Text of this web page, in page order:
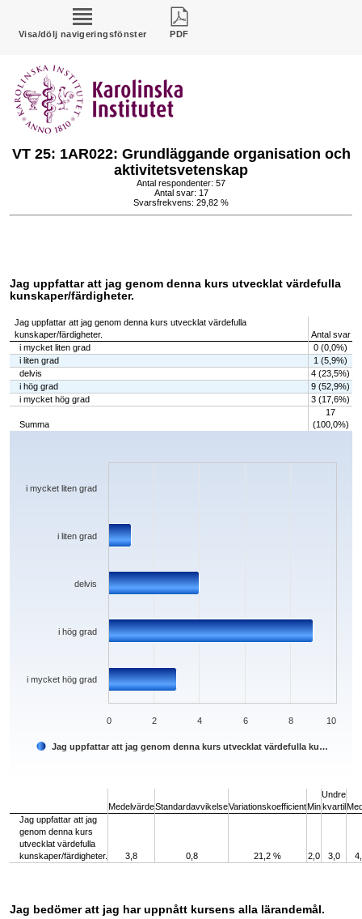
Visa/dölj navigeringsfönster PDF
VT 25: 1AR022: Grundläggande organisation och
aktivitetsvetenskap
Antal respondenter: 57
Antal svar: 17
Svarsfrekvens: 29,82 %
Jag uppfattar att jag genom denna kurs utvecklat värdefulla
kunskaper/färdigheter.
Jag uppfattar att jag genom denna kurs utvecklat värdefulla
kunskaper/färdigheter.
Antal svar
i mycket liten grad
0 (0,0%)
i liten grad
1 (5,9%)
delvis
4 (23,5%)
i hög grad
9 (52,9%)
i mycket hög grad
3 (17,6%)
Summa
17
(100,0%)
Chart
The chart has 1 X axis displaying categories.
Jag uppfattar att jag genom denna kurs utvecklat värdefulla ku…
i mycket hög grad
i hög grad
delvis
i liten grad
i mycket liten grad
0 2 4 6 8 10
MedelvärdeStandardavvikelseVariationskoefficientMin
Undre
kvartil
Jag uppfattar att jag
genom denna kurs
utvecklat värdefulla
kunskaper/färdigheter.
3,8 0,8 21,2 % 2,0 3,0
Jag bedömer att jag har uppnått kursens alla lärandemål.